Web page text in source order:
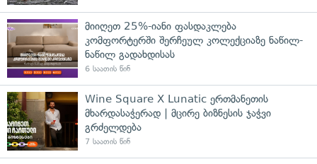
მიიღეთ 25%-იანი ფასდაკლება
კომფორტერში შერჩეულ კოლექციაზე ნაწილ-
ნაწილ გადახდისას
6 საათის წინ
Wine Square X Lunatic ერთმანეთის
მხარდასაჭერად | მცირე ბიზნესის ჯაჭვი
გრძელდება
7 საათის წინ